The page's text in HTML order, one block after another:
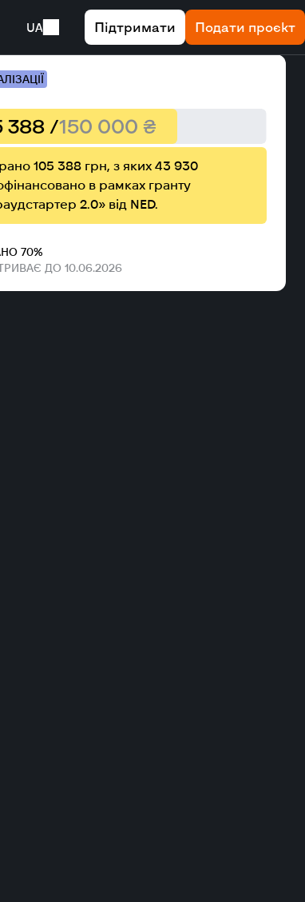
UA Підтримати Подати проєкт
388 /150 000 ₴
105 388 грн, з яких 43 930
в рамках гранту
2.0» від NED.
70%
ДО 10.06.2026